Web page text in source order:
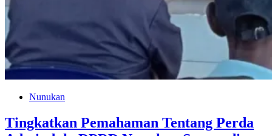
Nunukan
Tingkatkan Pemahaman Tentang Perda